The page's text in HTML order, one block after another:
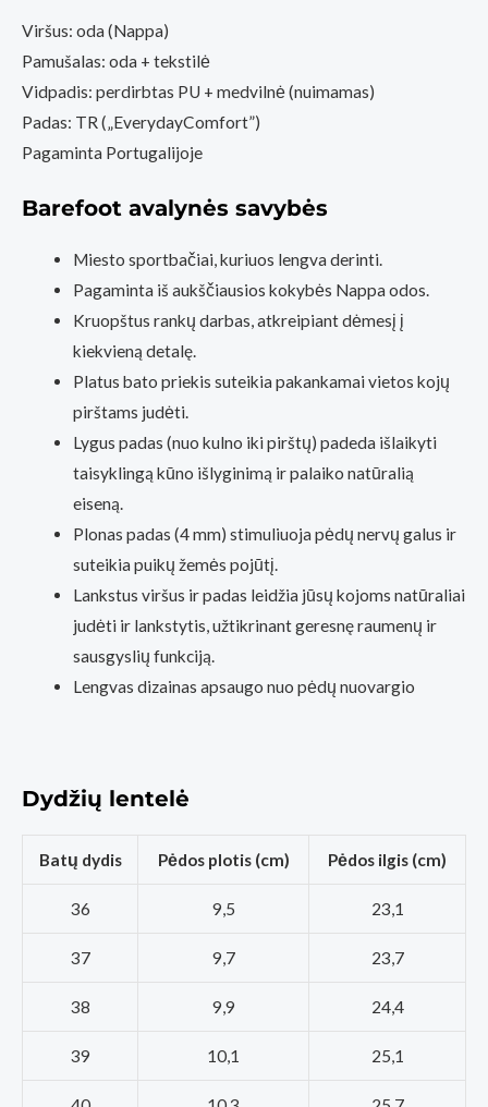
Viršus: oda (Nappa)
Pamušalas: oda + tekstilė
Vidpadis: perdirbtas PU + medvilnė (nuimamas)
Padas: TR („EverydayComfort”)
Pagaminta Portugalijoje
Barefoot avalynės savybės
Miesto sportbačiai, kuriuos lengva derinti.
Pagaminta iš aukščiausios kokybės Nappa odos.
Kruopštus rankų darbas, atkreipiant dėmesį į
kiekvieną detalę.
Platus bato priekis suteikia pakankamai vietos kojų
pirštams judėti.
Lygus padas (nuo kulno iki pirštų) padeda išlaikyti
taisyklingą kūno išlyginimą ir palaiko natūralią
eiseną.
Plonas padas (4 mm) stimuliuoja pėdų nervų galus ir
suteikia puikų žemės pojūtį.
Lankstus viršus ir padas leidžia jūsų kojoms natūraliai
judėti ir lankstytis, užtikrinant geresnę raumenų ir
sausgyslių funkciją.
Lengvas dizainas apsaugo nuo pėdų nuovargio
Dydžių lentelė
Batų dydis Pėdos plotis (cm) Pėdos ilgis (cm)
36 9,5 23,1
37 9,7 23,7
38 9,9 24,4
39 10,1 25,1